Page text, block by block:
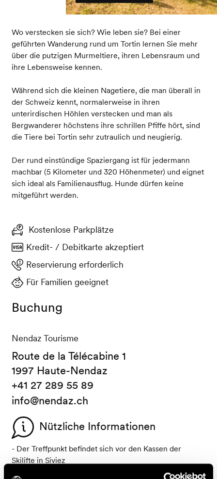
Wo verstecken sie sich? Wie leben sie? Bei einer
geführten Wanderung rund um Tortin lernen Sie mehr
über die putzigen Murmeltiere, ihren Lebensraum und
ihre Lebensweise kennen.
Während sich die kleinen Nagetiere, die man überall in
der Schweiz kennt, normalerweise in ihren
unterirdischen Höhlen verstecken und man als
Bergwanderer höchstens ihre schrillen Pfiffe hört, sind
die Tiere bei Tortin sehr zutraulich und neugierig.
Der rund einstündige Spaziergang ist für jedermann
machbar (5 Kilometer und 320 Höhenmeter) und eignet
sich ideal als Familienausflug. Hunde dürfen keine
mitgeführt werden.
Kostenlose Parkplätze
Kredit- / Debitkarte akzeptiert
Reservierung erforderlich
Für Familien geeignet
Buchung
Nendaz Tourisme
Route de la Télécabine 1
1997 Haute-Nendaz
+41 27 289 55 89
info@nendaz.ch
Nützliche Informationen
- Der Treffpunkt befindet sich vor den Kassen der
Skilifte in Siviez
- Anmeldung obligatorisch bis am Vorabend um 16:00